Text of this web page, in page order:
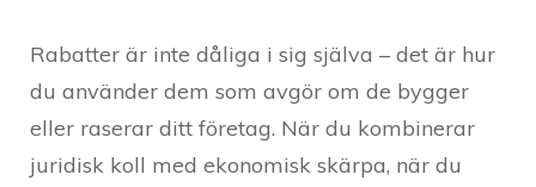
Rabatter är inte dåliga i sig själva – det är hur
du använder dem som avgör om de bygger
eller raserar ditt företag. När du kombinerar
juridisk koll med ekonomisk skärpa, när du